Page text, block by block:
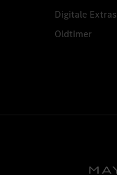
Digitale Extras
Oldtimer